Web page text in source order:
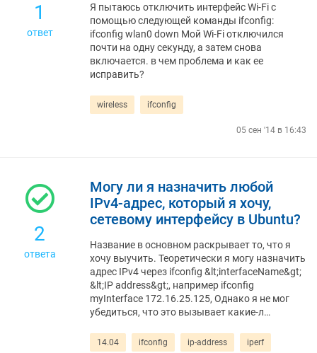
1
ответ
Я пытаюсь отключить интерфейс Wi-Fi с
помощью следующей команды ifconfig:
ifconfig wlan0 down Мой Wi-Fi отключился
почти на одну секунду, а затем снова
включается. в чем проблема и как ее
исправить?
wireless ifconfig
05 сен '14 в 16:43
2
ответа
Могу ли я назначить любой
IPv4-адрес, который я хочу,
сетевому интерфейсу в Ubuntu?
Название в основном раскрывает то, что я
хочу выучить. Теоретически я могу назначить
адрес IPv4 через ifconfig &lt;interfaceName&gt;
&lt;IP address&gt;, например ifconfig
myInterface 172.16.25.125, Однако я не мог
убедиться, что это вызывает какие-л…
14.04 ifconfig ip-address iperf